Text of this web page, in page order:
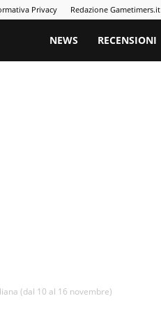
Privacy Redazione Gametimers.it
Gametimers
NEWS RECENSIONI
(dal 10 al 16 novembre)